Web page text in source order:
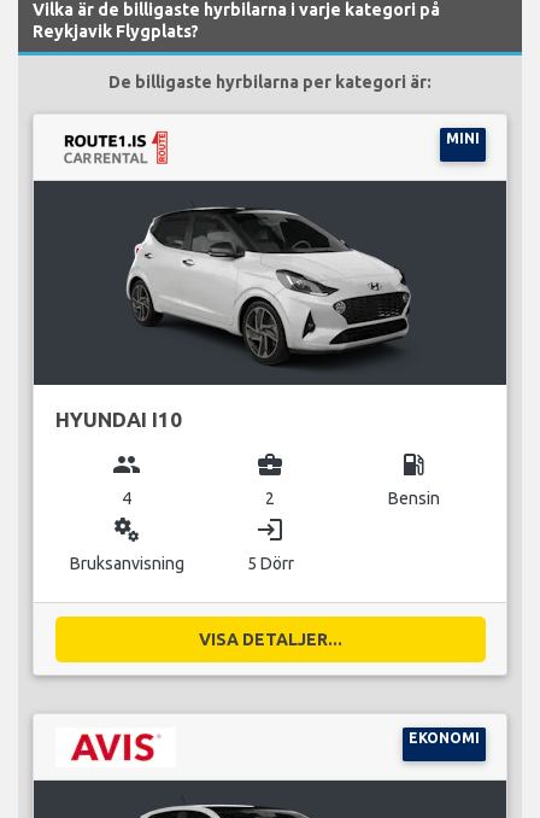
Vilka är de billigaste hyrbilarna i varje kategori på
Reykjavik Flygplats?
De billigaste hyrbilarna per kategori är:
MINI
HYUNDAI I10
group
4
business_center
2
local_gas_station
Bensin
miscellaneous_services
Bruksanvisning
login
5 Dörr
VISA DETALJER...
EKONOMI